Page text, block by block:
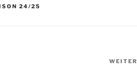
24/25
WEITER